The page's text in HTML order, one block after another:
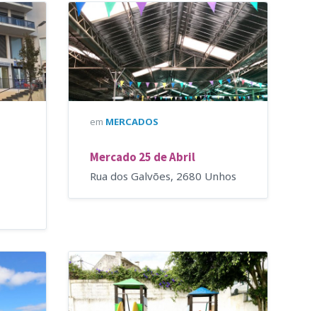
em MERCADOS
Mercado 25 de Abril
Rua dos Galvões, 2680 Unhos